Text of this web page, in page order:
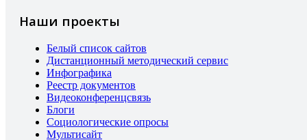
Наши проекты
Белый список сайтов
Дистанционный методический сервис
Инфографика
Реестр документов
Видеоконференцсвязь
Блоги
Социологические опросы
Мультисайт